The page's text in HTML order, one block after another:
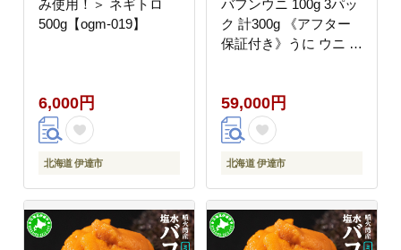
み使用！＞ ネギトロ
500g【ogm-019】
6,000円
北海道 伊達市
バフンウニ 100g 3パッ
ク 計300g 《アフター
保証付き》うに ウニ 雲
添加 産地直送 お取り寄
せ 山村水産 送料無料
59,000円
北海道 伊達市